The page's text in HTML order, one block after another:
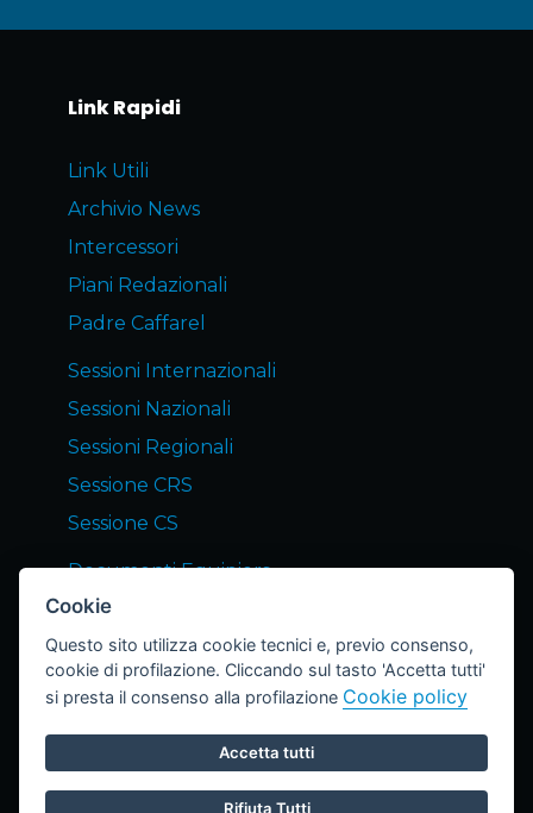
Link Rapidi
Link Utili
Archivio News
Intercessori
Piani Redazionali
Padre Caffarel
Sessioni Internazionali
Sessioni Nazionali
Sessioni Regionali
Sessione CRS
Sessione CS
Documenti Equipiers
Servizi END Equipiers
Notizie dagli Equipiers
Lettera END
Privacy Policy
Cookie
Questo sito utilizza cookie tecnici e, previo consenso,
cookie di profilazione. Cliccando sul tasto 'Accetta tutti'
si presta il consenso alla profilazione Cookie policy
Accetta tutti
Rifiuta Tutti